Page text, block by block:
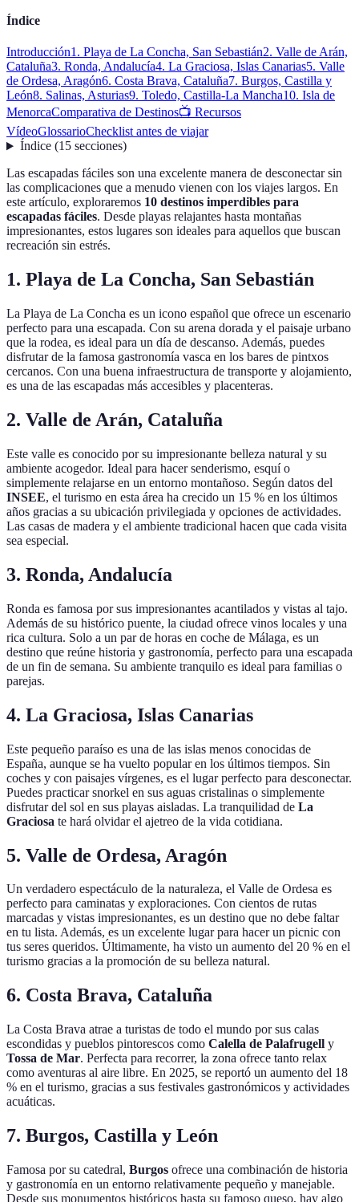
Índice
Introducción1. Playa de La Concha, San Sebastián2. Valle de Arán,
Cataluña3. Ronda, Andalucía4. La Graciosa, Islas Canarias5. Valle
de Ordesa, Aragón6. Costa Brava, Cataluña7. Burgos, Castilla y
León8. Salinas, Asturias9. Toledo, Castilla-La Mancha10. Isla de
MenorcaComparativa de Destinos📺 Recursos
VídeoGlossarioChecklist antes de viajar
Índice(15 secciones)
Las escapadas fáciles son una excelente manera de desconectar sin
las complicaciones que a menudo vienen con los viajes largos. En
este artículo, exploraremos 10 destinos imperdibles para
escapadas fáciles. Desde playas relajantes hasta montañas
impresionantes, estos lugares son ideales para aquellos que buscan
recreación sin estrés.
1. Playa de La Concha, San Sebastián
La Playa de La Concha es un icono español que ofrece un escenario
perfecto para una escapada. Con su arena dorada y el paisaje urbano
que la rodea, es ideal para un día de descanso. Además, puedes
disfrutar de la famosa gastronomía vasca en los bares de pintxos
cercanos. Con una buena infraestructura de transporte y alojamiento,
es una de las escapadas más accesibles y placenteras.
2. Valle de Arán, Cataluña
Este valle es conocido por su impresionante belleza natural y su
ambiente acogedor. Ideal para hacer senderismo, esquí o
simplemente relajarse en un entorno montañoso. Según datos del
INSEE, el turismo en esta área ha crecido un 15 % en los últimos
años gracias a su ubicación privilegiada y opciones de actividades.
Las casas de madera y el ambiente tradicional hacen que cada visita
sea especial.
3. Ronda, Andalucía
Ronda es famosa por sus impresionantes acantilados y vistas al tajo.
Además de su histórico puente, la ciudad ofrece vinos locales y una
rica cultura. Solo a un par de horas en coche de Málaga, es un
destino que reúne historia y gastronomía, perfecto para una escapada
de un fin de semana. Su ambiente tranquilo es ideal para familias o
parejas.
4. La Graciosa, Islas Canarias
Este pequeño paraíso es una de las islas menos conocidas de
España, aunque se ha vuelto popular en los últimos tiempos. Sin
coches y con paisajes vírgenes, es el lugar perfecto para desconectar.
Puedes practicar snorkel en sus aguas cristalinas o simplemente
disfrutar del sol en sus playas aisladas. La tranquilidad de La
Graciosa te hará olvidar el ajetreo de la vida cotidiana.
5. Valle de Ordesa, Aragón
Un verdadero espectáculo de la naturaleza, el Valle de Ordesa es
perfecto para caminatas y exploraciones. Con cientos de rutas
marcadas y vistas impresionantes, es un destino que no debe faltar
en tu lista. Además, es un excelente lugar para hacer un picnic con
tus seres queridos. Últimamente, ha visto un aumento del 20 % en el
turismo gracias a la promoción de su belleza natural.
6. Costa Brava, Cataluña
La Costa Brava atrae a turistas de todo el mundo por sus calas
escondidas y pueblos pintorescos como Calella de Palafrugell y
Tossa de Mar. Perfecta para recorrer, la zona ofrece tanto relax
como aventuras al aire libre. En 2025, se reportó un aumento del 18
% en el turismo, gracias a sus festivales gastronómicos y actividades
acuáticas.
7. Burgos, Castilla y León
Famosa por su catedral, Burgos ofrece una combinación de historia
y gastronomía en un entorno relativamente pequeño y manejable.
Desde sus monumentos históricos hasta su famoso queso, hay algo